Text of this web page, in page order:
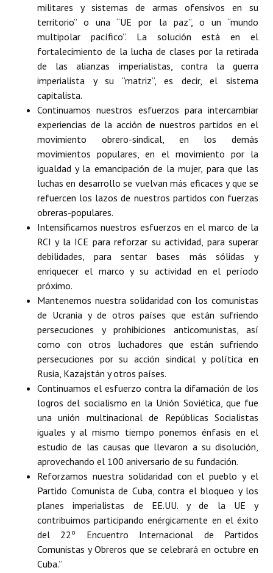
militares y sistemas de armas ofensivos en su
territorio” o una “UE por la paz”, o un “mundo
multipolar pacífico”. La solución está en el
fortalecimiento de la lucha de clases por la retirada
de las alianzas imperialistas, contra la guerra
imperialista y su “matriz”, es decir, el sistema
capitalista.
Continuamos nuestros esfuerzos para intercambiar
experiencias de la acción de nuestros partidos en el
movimiento obrero-sindical, en los demás
movimientos populares, en el movimiento por la
igualdad y la emancipación de la mujer, para que las
luchas en desarrollo se vuelvan más eficaces y que se
refuercen los lazos de nuestros partidos con fuerzas
obreras-populares.
Intensificamos nuestros esfuerzos en el marco de la
RCI y la ICE para reforzar su actividad, para superar
debilidades, para sentar bases más sólidas y
enriquecer el marco y su actividad en el período
próximo.
Mantenemos nuestra solidaridad con los comunistas
de Ucrania y de otros países que están sufriendo
persecuciones y prohibiciones anticomunistas, así
como con otros luchadores que están sufriendo
persecuciones por su acción sindical y política en
Rusia, Kazajstán y otros países.
Continuamos el esfuerzo contra la difamación de los
logros del socialismo en la Unión Soviética, que fue
una unión multinacional de Repúblicas Socialistas
iguales y al mismo tiempo ponemos énfasis en el
estudio de las causas que llevaron a su disolución,
aprovechando el 100 aniversario de su fundación.
Reforzamos nuestra solidaridad con el pueblo y el
Partido Comunista de Cuba, contra el bloqueo y los
planes imperialistas de EE.UU. y de la UE y
contribuimos participando enérgicamente en el éxito
del 22 o
Encuentro Internacional de Partidos
Comunistas y Obreros que se celebrará en octubre en
Cuba.”